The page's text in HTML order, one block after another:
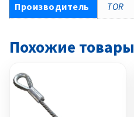
Производитель TOR
Похожие товары